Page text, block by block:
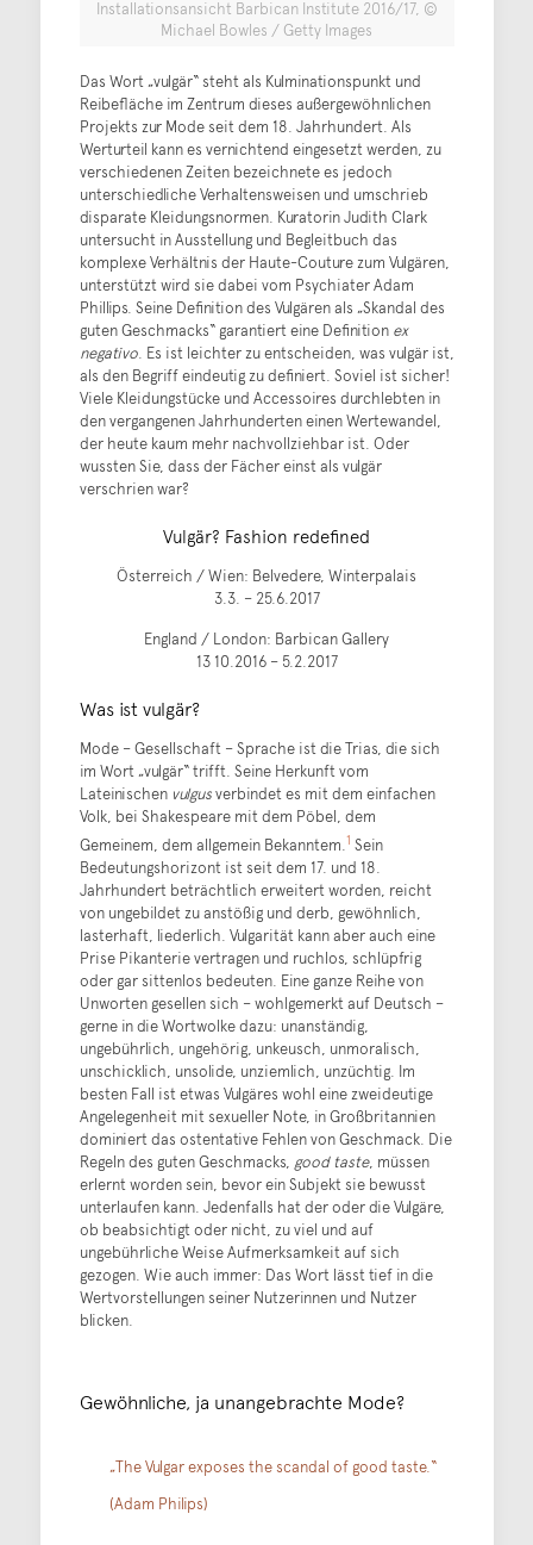
Installationsansicht Barbican Institute 2016/17, ©
Michael Bowles / Getty Images
Das Wort „vulgär“ steht als Kulminationspunkt und
Reibefläche im Zentrum dieses außergewöhnlichen
Projekts zur Mode seit dem 18. Jahrhundert. Als
Werturteil kann es vernichtend eingesetzt werden, zu
verschiedenen Zeiten bezeichnete es jedoch
unterschiedliche Verhaltensweisen und umschrieb
disparate Kleidungsnormen. Kuratorin Judith Clark
untersucht in Ausstellung und Begleitbuch das
komplexe Verhältnis der Haute-Couture zum Vulgären,
unterstützt wird sie dabei vom Psychiater Adam
Phillips. Seine Definition des Vulgären als „Skandal des
guten Geschmacks“ garantiert eine Definition ex
negativo. Es ist leichter zu entscheiden, was vulgär ist,
als den Begriff eindeutig zu definiert. Soviel ist sicher!
Viele Kleidungstücke und Accessoires durchlebten in
den vergangenen Jahrhunderten einen Wertewandel,
der heute kaum mehr nachvollziehbar ist. Oder
wussten Sie, dass der Fächer einst als vulgär
verschrien war?
Vulgär? Fashion redefined
Österreich / Wien: Belvedere, Winterpalais
3.3. – 25.6.2017
England / London: Barbican Gallery
13 10.2016 – 5.2.2017
Was ist vulgär?
Mode – Gesellschaft – Sprache ist die Trias, die sich
im Wort „vulgär“ trifft. Seine Herkunft vom
Lateinischen vulgusverbindet es mit dem einfachen
Volk, bei Shakespeare mit dem Pöbel, dem
Gemeinem, dem allgemein Bekanntem.1 Sein
Bedeutungshorizont ist seit dem 17. und 18.
Jahrhundert beträchtlich erweitert worden, reicht
von ungebildet zu anstößig und derb, gewöhnlich,
lasterhaft, liederlich. Vulgarität kann aber auch eine
Prise Pikanterie vertragen und ruchlos, schlüpfrig
oder gar sittenlos bedeuten. Eine ganze Reihe von
Unworten gesellen sich – wohlgemerkt auf Deutsch –
gerne in die Wortwolke dazu: unanständig,
ungebührlich, ungehörig, unkeusch, unmoralisch,
unschicklich, unsolide, unziemlich, unzüchtig. Im
besten Fall ist etwas Vulgäres wohl eine zweideutige
Angelegenheit mit sexueller Note, in Großbritannien
dominiert das ostentative Fehlen von Geschmack. Die
Regeln des guten Geschmacks, good taste, müssen
erlernt worden sein, bevor ein Subjekt sie bewusst
unterlaufen kann. Jedenfalls hat der oder die Vulgäre,
ob beabsichtigt oder nicht, zu viel und auf
ungebührliche Weise Aufmerksamkeit auf sich
gezogen. Wie auch immer: Das Wort lässt tief in die
Wertvorstellungen seiner Nutzerinnen und Nutzer
blicken.
Gewöhnliche, ja unangebrachte Mode?
„The Vulgar exposes the scandal of good taste.“
(Adam Philips)